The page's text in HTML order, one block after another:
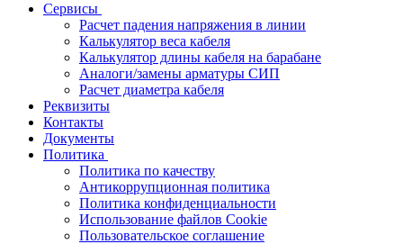
Сервисы
Расчет падения напряжения в линии
Калькулятор веса кабеля
Калькулятор длины кабеля на барабане
Аналоги/замены арматуры СИП
Расчет диаметра кабеля
Реквизиты
Контакты
Документы
Политика
Политика по качеству
Антикоррупционная политика
Политика конфиденциальности
Использование файлов Cookie
Пользовательское соглашение